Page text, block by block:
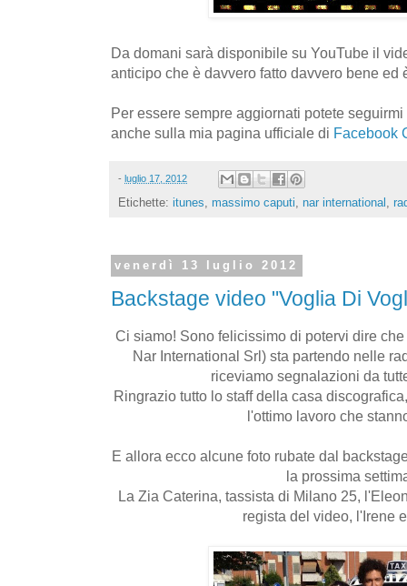
Da domani sarà disponibile su YouTube il
anticipo che è davvero fatto davvero bene ed
Per essere sempre aggiornati potete
anche sulla mia pagina ufficiale di Facebook
- luglio 17, 2012
Etichette: itunes, massimo caputi, nar international ,
venerdì 13 luglio 2012
Backstage video "Voglia Di
Ci siamo! Sono felicissimo di potervi dire
Nar International Srl) sta partendo nelle
riceviamo segnalazioni da
Ringrazio tutto lo staff della casa
l'ottimo lavoro che
E allora ecco alcune foto rubate dal
la prossima
La Zia Caterina, tassista di Milano 25,
regista del video, l'Irene